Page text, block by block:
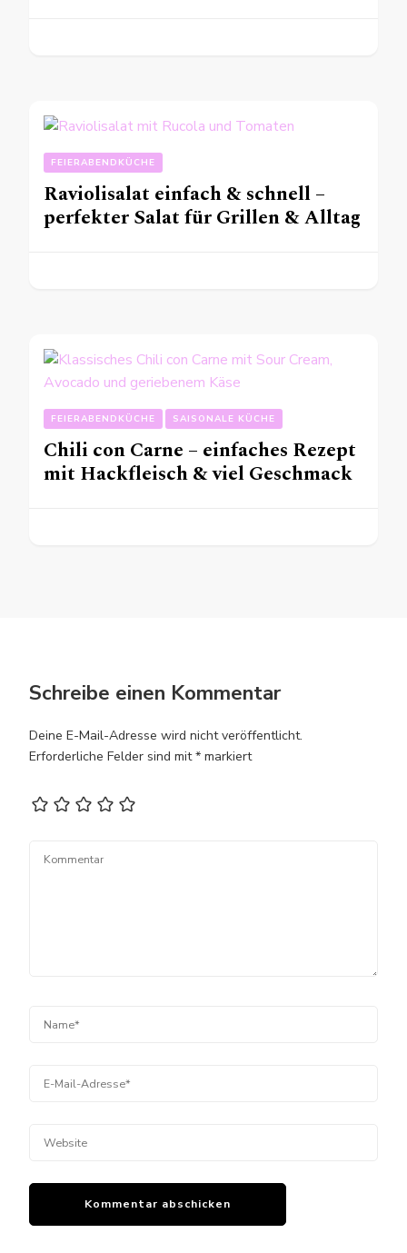
FEIERABENDKÜCHE
Raviolisalat einfach & schnell –
perfekter Salat für Grillen & Alltag
FEIERABENDKÜCHE SAISONALE KÜCHE
Chili con Carne – einfaches Rezept
mit Hackfleisch & viel Geschmack
Schreibe einen Kommentar
Deine E-Mail-Adresse wird nicht veröffentlicht.
Erforderliche Felder sind mit* markiert